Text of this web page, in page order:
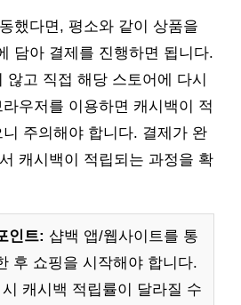
했다면, 평소와 같이 상품을
담아 결제를 진행하면 됩니다.
않고 직접 해당 스토어에 다시
우저를 이용하면 캐시백이 적
주의해야 합니다. 결제가 완
캐시백이 적립되는 과정을 확
인트: 샵백 앱/웹사이트를 통
후 쇼핑을 시작해야 합니다.
캐시백 적립률이 달라질 수